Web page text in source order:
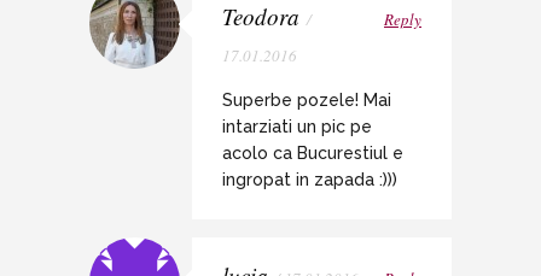
Teodora /
17.01.2016
Reply
Superbe pozele! Mai
intarziati un pic pe
acolo ca Bucurestiul e
ingropat in zapada :)))